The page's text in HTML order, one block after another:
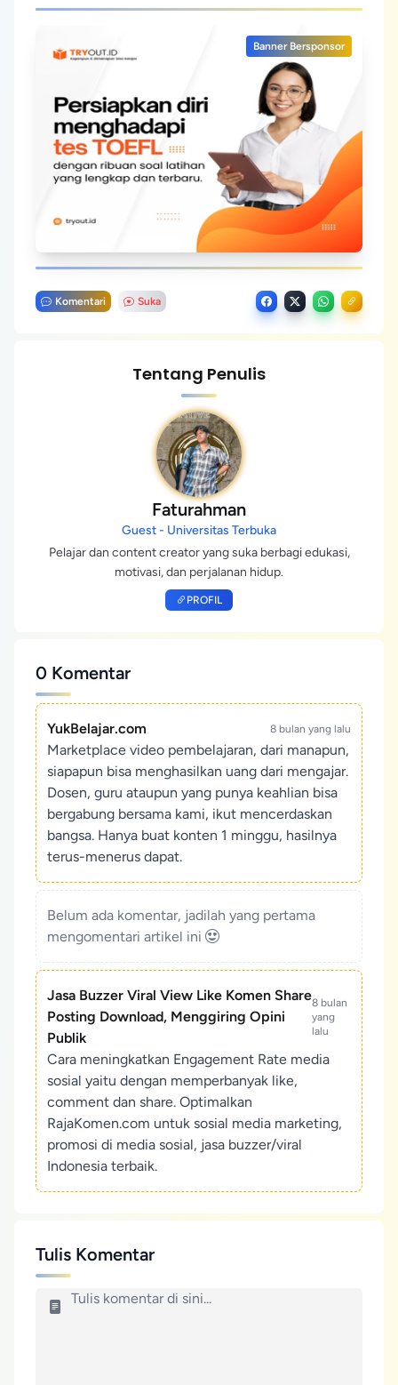
Banner Bersponsor
Komentari Suka
Tentang Penulis
Faturahman
Guest - Universitas Terbuka
Pelajar dan content creator yang suka berbagi edukasi,
motivasi, dan perjalanan hidup.
PROFIL
0 Komentar
YukBelajar.com 8 bulan yang lalu
Marketplace video pembelajaran, dari manapun,
siapapun bisa menghasilkan uang dari mengajar.
Dosen, guru ataupun yang punya keahlian bisa
bergabung bersama kami, ikut mencerdaskan
bangsa. Hanya buat konten 1 minggu, hasilnya
terus-menerus dapat.
Belum ada komentar, jadilah yang pertama
mengomentari artikel ini
Jasa Buzzer Viral View Like Komen Share
Posting Download, Menggiring Opini
Publik
8 bulan
yang
lalu
Cara meningkatkan Engagement Rate media
sosial yaitu dengan memperbanyak like,
comment dan share. Optimalkan
RajaKomen.com untuk sosial media marketing,
promosi di media sosial, jasa buzzer/viral
Indonesia terbaik.
Tulis Komentar